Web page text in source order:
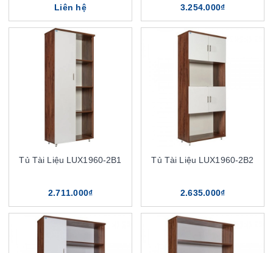
Liên hệ 3.254.000₫
Tủ Tài Liệu LUX1960-2B1
2.711.000₫
Tủ Tài Liệu LUX1960-2B2
2.635.000₫